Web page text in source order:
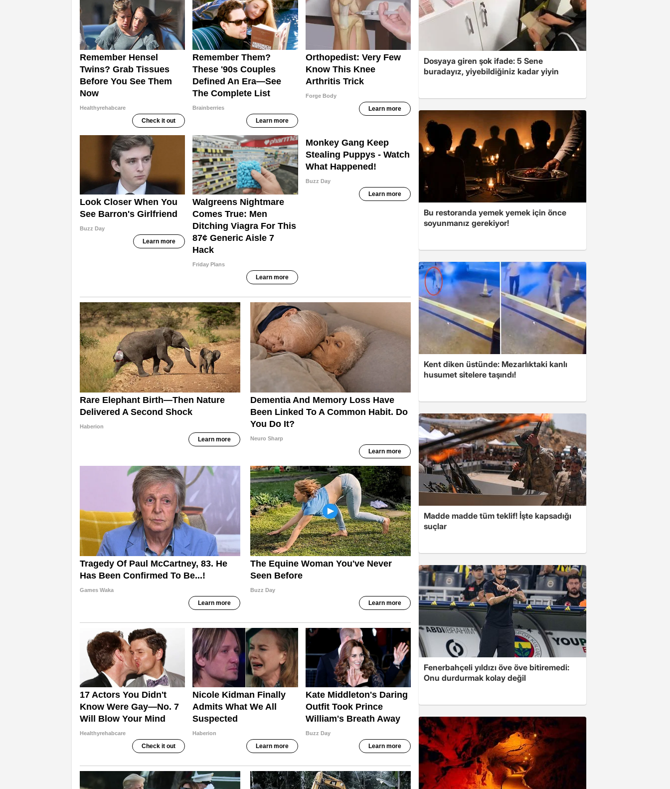
Dosyaya giren şok ifade: 5 Sene
buradayız, yiyebildiğiniz kadar yiyin
Bu restoranda yemek yemek için önce
soyunmanız gerekiyor!
Kent diken üstünde: Mezarlıktaki kanlı
husumet sitelere taşındı!
Madde madde tüm teklif! İşte kapsadığı
suçlar
Fenerbahçeli yıldızı öve öve bitiremedi:
Onu durdurmak kolay değil